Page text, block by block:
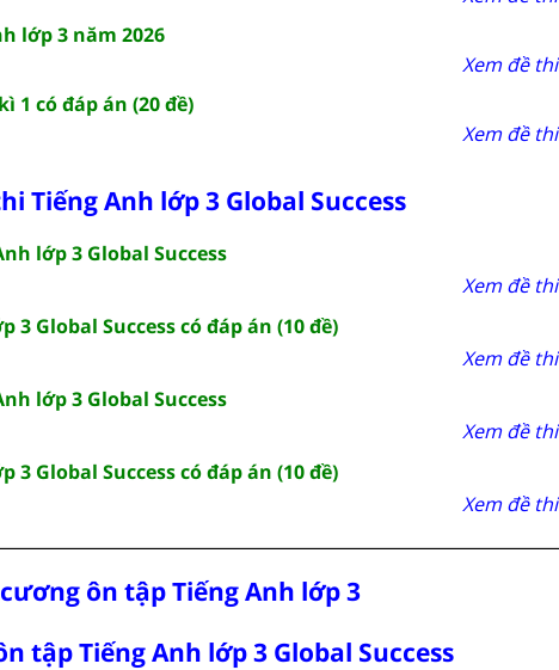
lớp 3 năm 2026
Xem đề thi
1 có đáp án (20 đề)
Xem đề thi
Tiếng Anh lớp 3 Global Success
lớp 3 Global Success
Xem đề thi
3 Global Success có đáp án (10 đề)
Xem đề thi
lớp 3 Global Success
Xem đề thi
3 Global Success có đáp án (10 đề)
Xem đề thi
ôn tập Tiếng Anh lớp 3
tập Tiếng Anh lớp 3 Global Success